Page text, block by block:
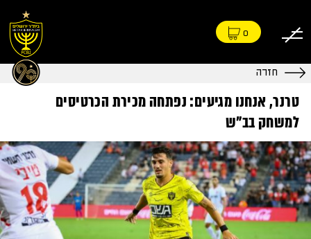
0
חזרה
טרנר, אנחנו מגיעים: נפתחה מכירת הכרטיסים
למשחק בב"ש